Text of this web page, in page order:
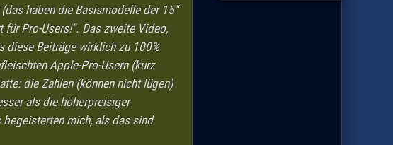
haben die Basismodelle der 15"
Pro-Users!". Das zweite Video,
diese Beiträge wirklich zu 100%
Apple-Pro-Usern (kurz
die Zahlen (können nicht lügen)
als die höherpreisiger
mich, als das sind